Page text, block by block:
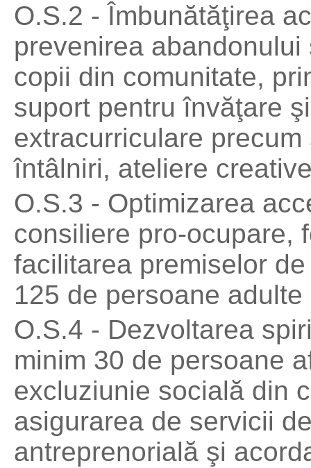
O.S.2 - Îmbunătăţirea
prevenirea
copii din comunitate,
suport pentru învăţare
extracurriculare
întâlniri, ateliere
O.S.3 - Optimizarea
consiliere pro-ocupare,
facilitarea premiselor
125 de persoane
O.S.4 - Dezvoltarea
minim 30 de persoane
excluziunie socială din
asigurarea de servicii
antreprenorială şi